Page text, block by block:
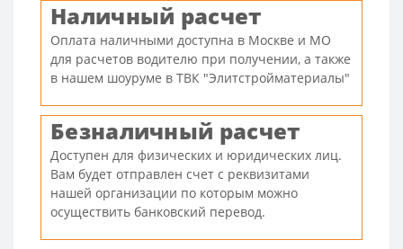
Наличный расчет
Оплата наличными доступна в Москве и МО
для расчетов водителю при получении, а также
в нашем шоуруме в ТВК "Элитстройматериалы"
Безналичный расчет
Доступен для физических и юридических лиц.
Вам будет отправлен счет с реквизитами
нашей организации по которым можно
осуществить банковский перевод.